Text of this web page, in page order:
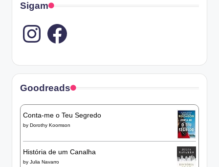
Sigam
Instagram
Goodreads
Conta-me o Teu Segredo
by Dorothy Koomson
História de um Canalha
by Julia Navarro